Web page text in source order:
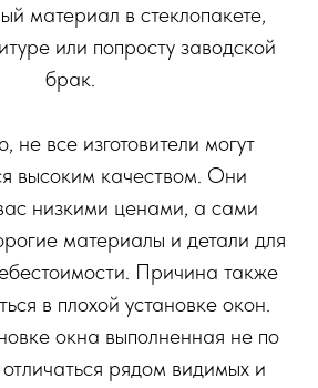
материал в стеклопакете,
или попросту заводской
брак.
не все изготовители могут
высоким качеством. Они
низкими ценами, а сами
материалы и детали для
Причина также
в плохой установке окон.
окна выполненная не по
рядом видимых и